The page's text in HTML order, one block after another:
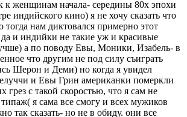
к женщинам начала- середины 80х эпохи
индийского кино) я не хочу сказать что
тогда нам диктовался примерно этот
и индийки не такие уж и красивые
а по поводу Евы, Моники, Изабель- в
что другим не под силу съиграть
Шерон и Деми) но когда я увидел
и Евы Грин американки померкли
грез с такой скоростью, что я сам не
я сама все смогу и всех мужиков
так сказать- но не в обиду. они все